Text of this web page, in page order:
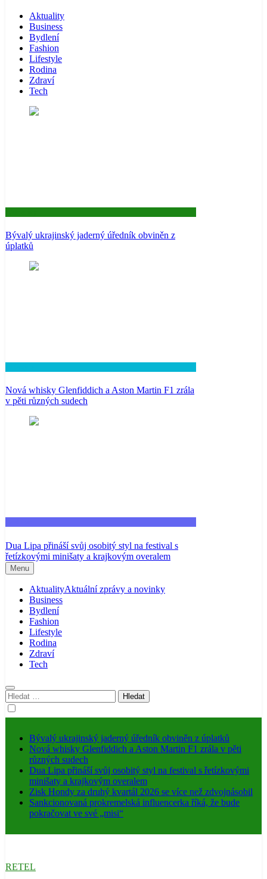
Aktuality
Business
Bydlení
Fashion
Lifestyle
Rodina
Zdraví
Tech
Bývalý ukrajinský jaderný úředník obviněn z
úplatků
Nová whisky Glenfiddich a Aston Martin F1 zrála
v pěti různých sudech
Dua Lipa přináší svůj osobitý styl na festival s
řetízkovými minišaty a krajkovým overalem
Menu
AktualityAktuální zprávy a novinky
Business
Bydlení
Fashion
Lifestyle
Rodina
Zdraví
Tech
Vyhledávání
Bývalý ukrajinský jaderný úředník obviněn z úplatků
Nová whisky Glenfiddich a Aston Martin F1 zrála v pěti
různých sudech
Dua Lipa přináší svůj osobitý styl na festival s řetízkovými
minišaty a krajkovým overalem
Zisk Hondy za druhý kvartál 2026 se více než zdvojnásobil
Sankcionovaná prokremelská influencerka říká, že bude
pokračovat ve své „misi“
RETEL